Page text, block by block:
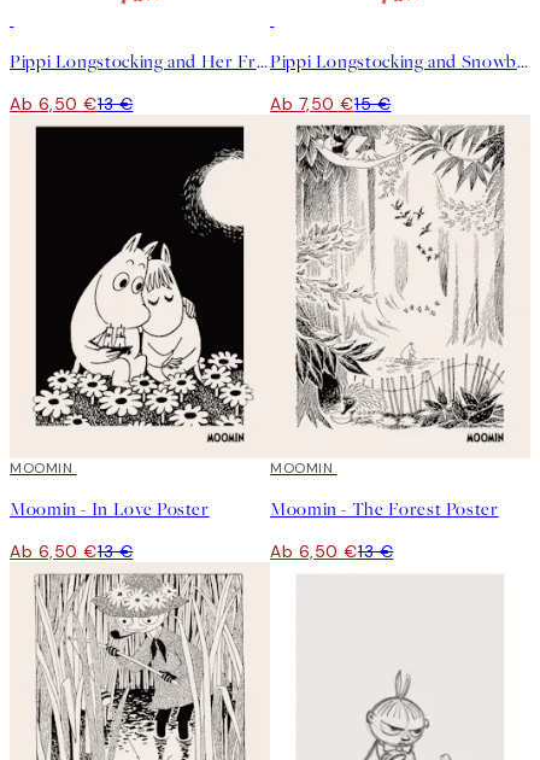
Pippi Longstocking and Her Friends Poster
Ab 6,50 €13 €
Pippi Longstocking and Snowball Poster
Ab 7,50 €15 €
50%*
MOOMIN
Moomin - In Love Poster
Ab 6,50 €13 €
50%*
MOOMIN
Moomin - The Forest Poster
Ab 6,50 €13 €